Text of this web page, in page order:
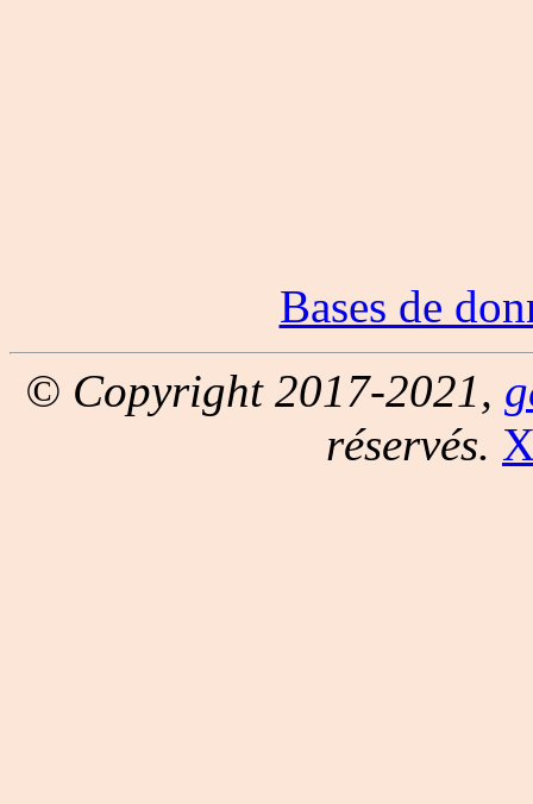
Bases de
© Copyright 2017-2021,
réservés.